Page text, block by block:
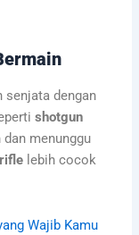
senjata dengan
shotgun
menunggu
lebih cocok
Wajib Kamu